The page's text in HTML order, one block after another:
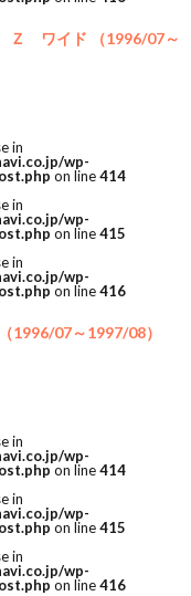
Ｚ ワイド （1996/07～
in
wp-
on line414
in
wp-
on line415
in
wp-
on line416
1996/07～1997/08）
in
wp-
on line414
in
wp-
on line415
in
wp-
on line416